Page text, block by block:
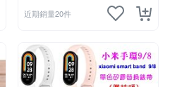
近期銷量20件